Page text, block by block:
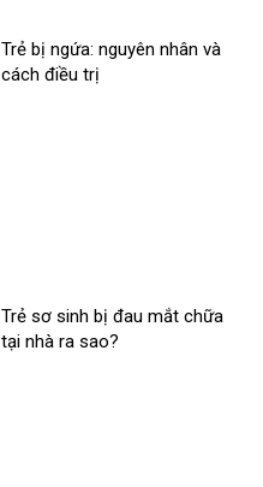
Trẻ bị ngứa: nguyên nhân và
cách điều trị
Trẻ sơ sinh bị đau mắt chữa
tại nhà ra sao?